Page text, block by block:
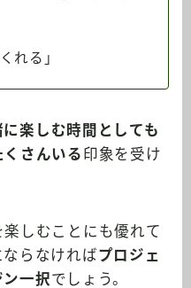
れる」
楽しむ時間としても
さんいる 印象を受け
しむことにも優れて
らなければプロジェ
一択でしょう。